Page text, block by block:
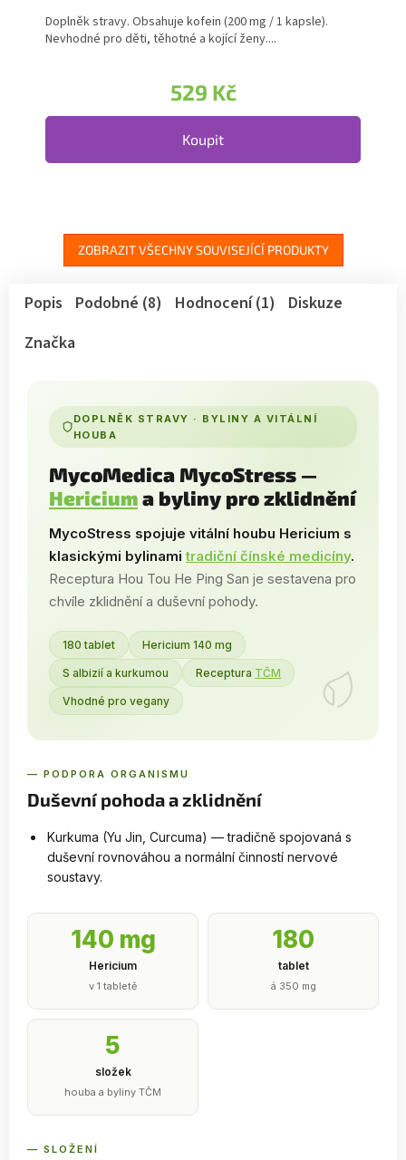
529 Kč
Koupit
Doplněk stravy. Obsahuje kofein (200 mg / 1 kapsle).
Nevhodné pro děti, těhotné a kojící ženy....
ZOBRAZIT VŠECHNY SOUVISEJÍCÍ PRODUKTY
Popis Podobné (8) Hodnocení (1)
Diskuze
Značka
DOPLNĚK STRAVY · BYLINY A VITÁLNÍ
HOUBA
MycoMedica MycoStress —
Hericiuma byliny pro zklidnění
MycoStress spojuje vitální houbu Hericium s
klasickými bylinamitradiční čínské medicíny.
Receptura Hou Tou He Ping San je sestavena pro
chvíle zklidnění a duševní pohody.
180 tablet Hericium 140 mg
S albizií a kurkumou Receptura TČM
Vhodné pro vegany
— PODPORA ORGANISMU
Duševní pohoda a zklidnění
Kurkuma (Yu Jin, Curcuma) — tradičně spojovaná s
duševní rovnováhou a normální činností nervové
soustavy.
140 mg
Hericium
v 1 tabletě
180
tablet
á 350 mg
5
složek
houba a byliny TČM
— SLOŽENÍ